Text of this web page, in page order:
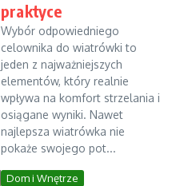
praktyce
Wybór odpowiedniego
celownika do wiatrówki to
jeden z najważniejszych
elementów, który realnie
wpływa na komfort strzelania i
osiągane wyniki. Nawet
najlepsza wiatrówka nie
pokaże swojego pot...
Dom i Wnętrze